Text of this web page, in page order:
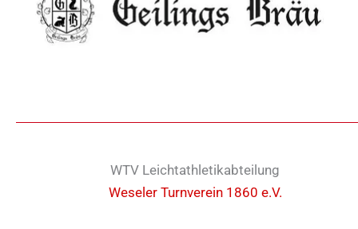
WTV Leichtathletikabteilung
Weseler Turnverein 1860 e.V.